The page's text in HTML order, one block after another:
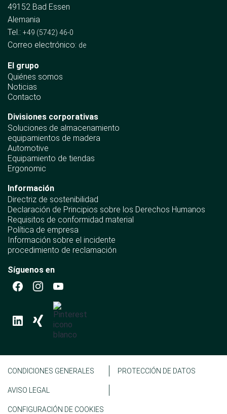
49152 Bad Essen
Alemania
Tel.: +49 (5742) 46-0
Correo electrónico: de
El grupo
Quiénes somos
Noticias
Contacto
Divisiones corporativas
Soluciones de almacenamiento
equipamientos de madera
Automotive
Equipamiento de tiendas
Ergonomic
Información
Directriz de sostenibilidad
Declaración de Principios sobre los Derechos Humanos
Requisitos de conformidad material
Política de empresa
Información sobre el incidente
procedimiento de reclamación
Síguenos en
CONDICIONES GENERALES PROTECCIÓN DE DATOS
AVISO LEGAL
CONFIGURACIÓN DE COOKIES